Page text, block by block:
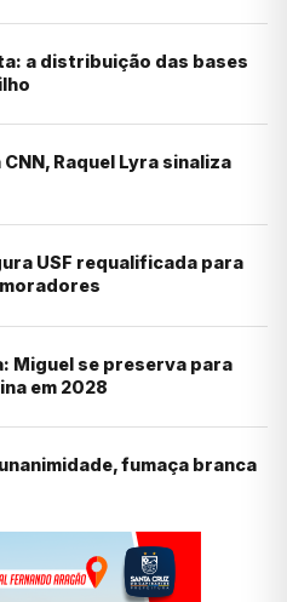
a distribuição das bases
Raquel Lyra sinaliza
USF requalificada para
Miguel se preserva para
em 2028
fumaça branca